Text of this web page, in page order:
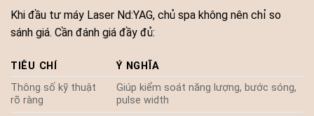
Khi đầu tư máy Laser Nd:YAG, chủ spa không nên chỉ so
sánh giá. Cần đánh giá đầy đủ:
TIÊU CHÍ
Ý NGHĨA
Thông số kỹ thuật
rõ ràng
Giúp kiểm soát năng lượng, bước sóng,
pulse width